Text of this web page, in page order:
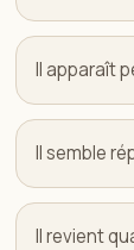
Il apparaît
Il semble
Il revient